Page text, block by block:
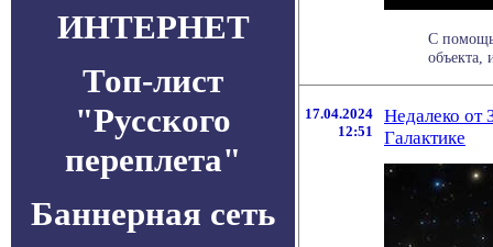
ИНТЕРНЕТ
Топ-лист
"Русского
переплета"
Баннерная сеть
С
объекта,
17.04.2024
12:51
Недалеко
Галактике